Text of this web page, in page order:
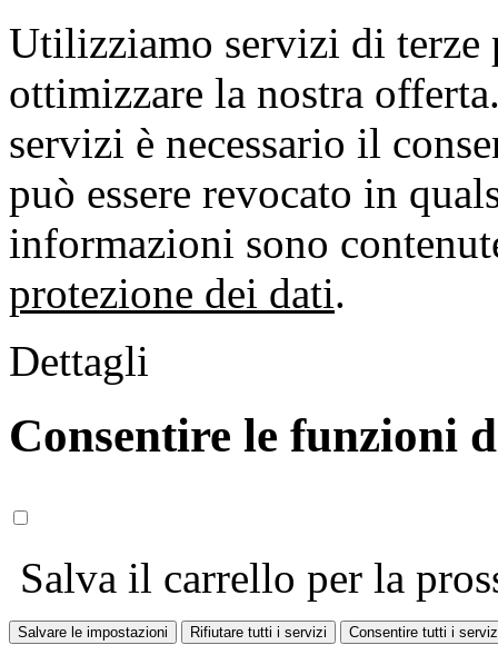
Utilizziamo servizi di terze
ottimizzare la nostra
servizi è necessario il
può essere revocato in
informazioni sono
protezione dei dati.
Dettagli
Consentire le funzioni
Salva il carrello per la
Salvare le impostazioni Rifiutare tutti i servizi Consentire tutti i